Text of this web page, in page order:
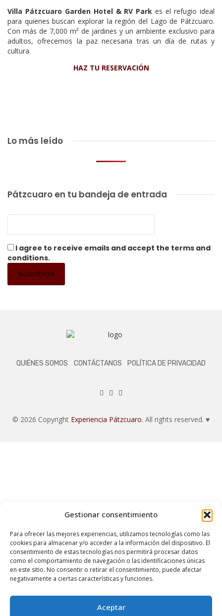
Gestionar consentimiento
Para ofrecer las mejores experiencias, utilizamos tecnologías como las
cookies para almacenar y/o acceder a la información del dispositivo. El
consentimiento de estas tecnologías nos permitirá procesar datos
como el comportamiento de navegación o las identificaciones únicas
en este sitio. No consentir o retirar el consentimiento, puede afectar
negativamente a ciertas características y funciones.
Aceptar
Villa Pátzcuaro Garden Hotel & RV Park es el refugio ideal
para quienes buscan explorar la región del Lago de Pátzcuaro.
Con más de 7,000 m² de jardines y un ambiente exclusivo para
adultos, ofrecemos la paz necesaria tras un día de rutas y
cultura.
HAZ TU RESERVACIÓN
Lo más leído
Pátzcuaro en tu bandeja de entrada
I agree to receive emails and accept the terms and
conditions.
QUIÉNES SOMOS CONTÁCTANOS POLÍTICA DE PRIVACIDAD
© 2026 Copyright Experiencia Pátzcuaro. All rights reserved. ♥